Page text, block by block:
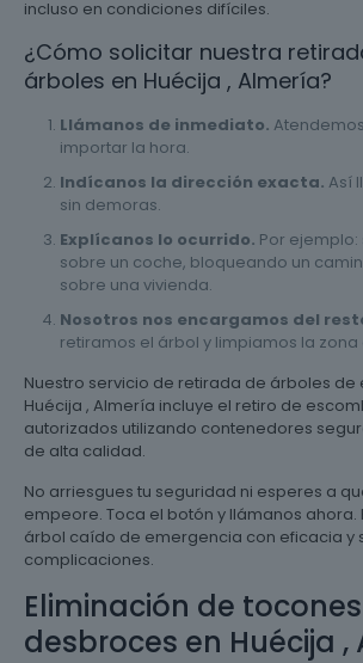
incluso en condiciones difíciles.
¿Cómo solicitar nuestra
árboles en Huécija , Almería?
Llámanos de inmediato.
importar la hora.
Indícanos la dirección exacta. Así
sin demoras.
Explícanos lo ocurrido. Por
sobre un coche, bloqueando un
sobre una vivienda.
Nosotros nos encargamos del
retiramos el árbol y limpiamos la
Nuestro servicio de retirada de árboles
Huécija , Almería incluye el retiro de
autorizados utilizando contenedores
de alta calidad.
No arriesgues tu seguridad ni esperes a
empeore. Toca el botón y llámanos ahora.
árbol caído de emergencia con eficacia y
complicaciones.
Eliminación de
desbroces en Huécija ,